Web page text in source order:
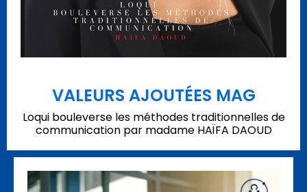
VALEURS AJOUTÉES MAG
Loqui bouleverse les méthodes traditionnelles de
communication par madame HAÏFA DAOUD